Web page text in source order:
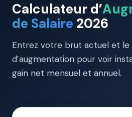
Calculateur d’
de Salaire 2026
Entrez votre brut actuel et
d’augmentation pour voir
gain net mensuel et annuel.